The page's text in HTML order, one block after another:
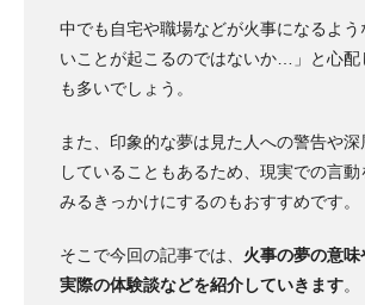
中でも自宅や職場などが火事になるよう
いことが起こるのではないか…」と心配
も多いでしょう。
また、印象的な夢は見た人への警告や
していることもあるため、現実での言
みるきっかけにするのもおすすめです。
そこで今回の記事では、 火事の夢の意
実際の体験談などを紹介していきます。